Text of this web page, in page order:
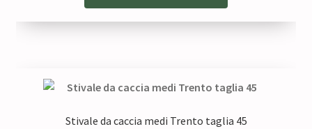
Stivale da caccia medi Trento taglia 45